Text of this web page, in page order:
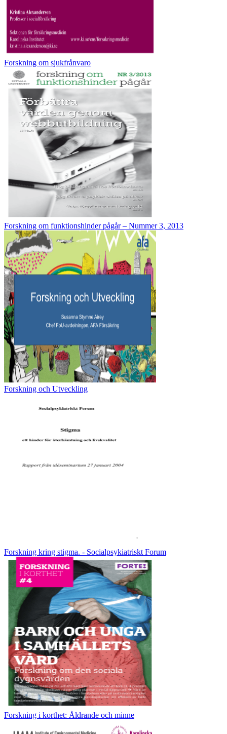
Forskning om sjukfrånvaro
Forskning om funktionshinder pågår – Nummer 3, 2013
Forskning och Utveckling
Forskning kring stigma. - Socialpsykiatriskt Forum
Forskning i korthet: Åldrande och minne